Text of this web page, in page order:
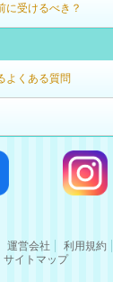
に受けるべき？
よくある質問
運営会社 利用規約
サイトマップ